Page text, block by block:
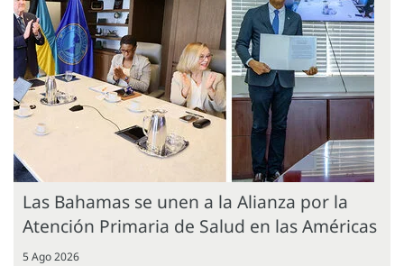
Las Bahamas se unen a la Alianza por la
Atención Primaria de Salud en las Américas
5 Ago 2026